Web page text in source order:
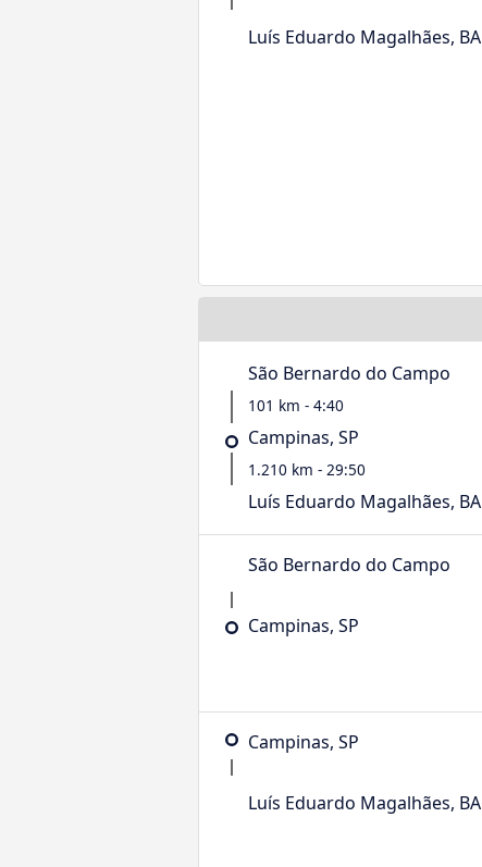
Luís Eduardo Magalhães, BA
São Bernardo do Campo
101 km - 4:40
Campinas, SP
1.210 km - 29:50
Luís Eduardo Magalhães, BA
São Bernardo do Campo
Campinas, SP
Campinas, SP
Luís Eduardo Magalhães, BA